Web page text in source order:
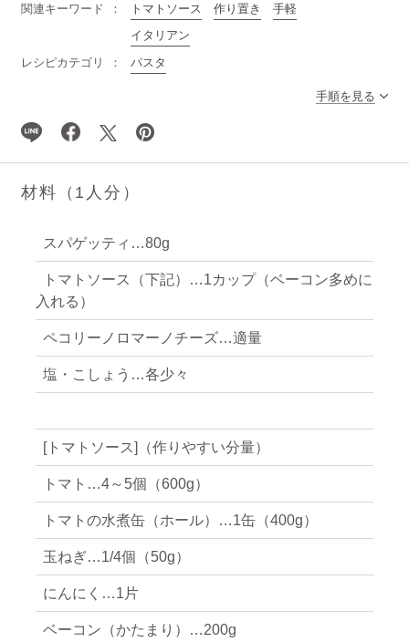
関連キーワード トマトソース 作り置き
手軽
イタリアン
レシピカテゴリ
パスタ
手順を見る
材料（1人分）
スパゲッティ…80g
トマトソース（下記）…1カップ（ベーコン多めに
入れる）
ペコリーノロマーノチーズ…適量
塩・こしょう…各少々
[トマトソース]（作りやすい分量）
トマト…4～5個（600g）
トマトの水煮缶（ホール）…1缶（400g）
玉ねぎ…1/4個（50g）
にんにく…1片
ベーコン（かたまり）…200g